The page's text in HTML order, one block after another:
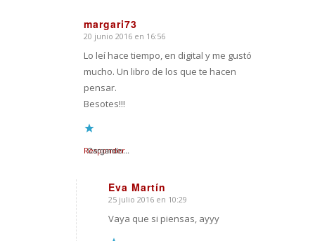
margari73
Dice:
20 junio 2016 en 16:56
Lo leí hace tiempo, en digital y me gustó
mucho. Un libro de los que te hacen
pensar.
Besotes!!!
Cargando...
Responder
Eva Martín
Dice:
25 julio 2016 en 10:29
Vaya que si piensas, ayyy